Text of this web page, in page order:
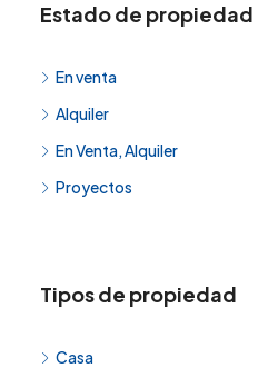
Estado de propiedad
En venta
Alquiler
En Venta, Alquiler
Proyectos
Tipos de propiedad
Casa